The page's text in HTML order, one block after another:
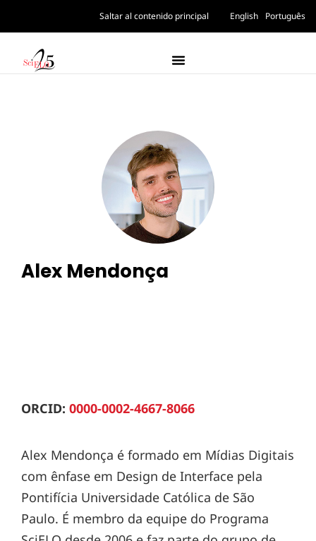
Saltar al contenido principal English Português
Alex Mendonça
ORCID: 0000-0002-4667-8066
Alex Mendonça é formado em Mídias Digitais
com ênfase em Design de Interface pela
Pontifícia Universidade Católica de São
Paulo. É membro da equipe do Programa